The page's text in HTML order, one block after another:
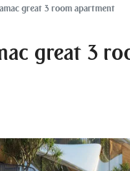
great 3 room apartment
great 3